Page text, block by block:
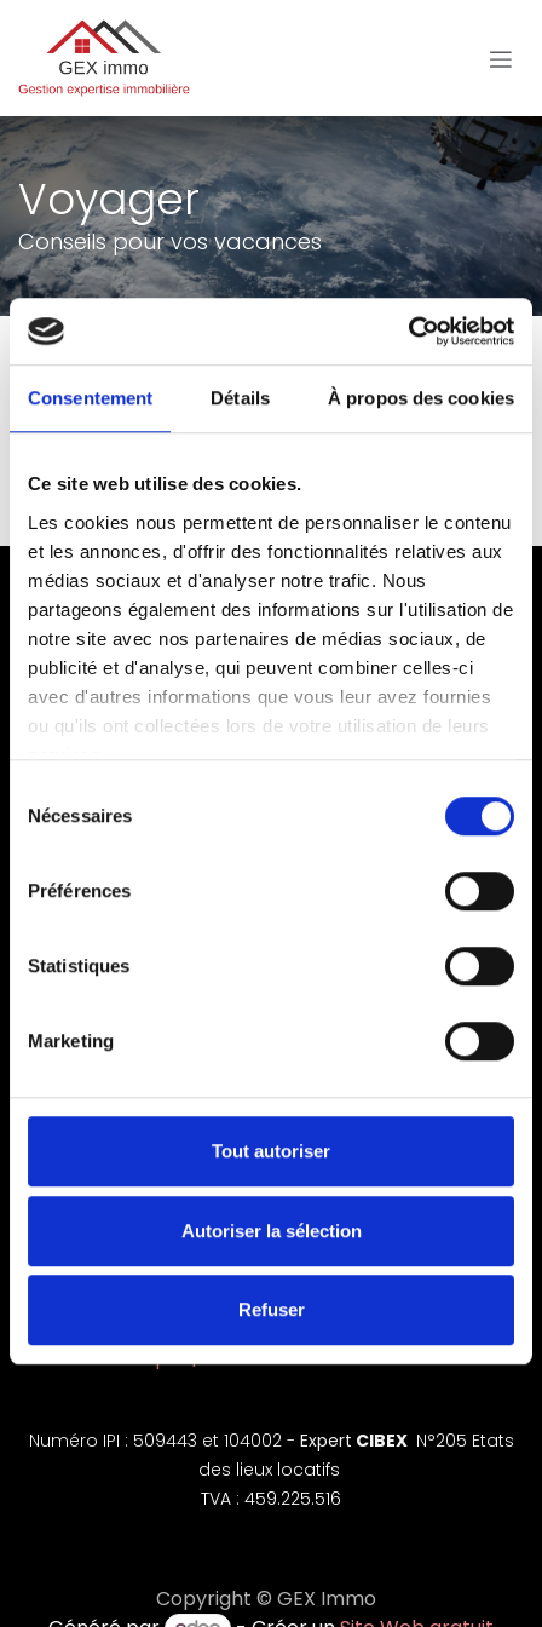
Consentement Détails À propos des cookies
Ce site web utilise des cookies.
Les cookies nous permettent de personnaliser le contenu
et les annonces, d'offrir des fonctionnalités relatives aux
médias sociaux et d'analyser notre trafic. Nous
partageons également des informations sur l'utilisation de
notre site avec nos partenaires de médias sociaux, de
publicité et d'analyse, qui peuvent combiner celles-ci
avec d'autres informations que vous leur avez fournies
ou qu'ils ont collectées lors de votre utilisation de leurs
services.
Nécessaires
Préférences
Statistiques
Marketing
Tout autoriser
Autoriser la sélection
Refuser
Se rendre au contenu
Voyager
Conseils pour vos vacances
Voyager
Aucun article pour le moment.
Expertise
Honoraires
A propos
Accueil
Politique de confidentialité
+32 478 41 05 33
+32 02 346 72 31
info@geximmo.be
Rue du Coq 32 | 1380 Lasne
Numéro IPI : 509443 et 104002 - Expert CIBEX N°205 Etats
des lieux locatifs
TVA : 459.225.516
Copyright © GEX Immo